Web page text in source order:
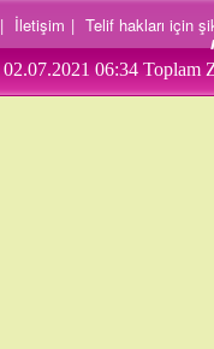
| İletişim | Telif hakları için
02.07.2021 06:34 Toplam